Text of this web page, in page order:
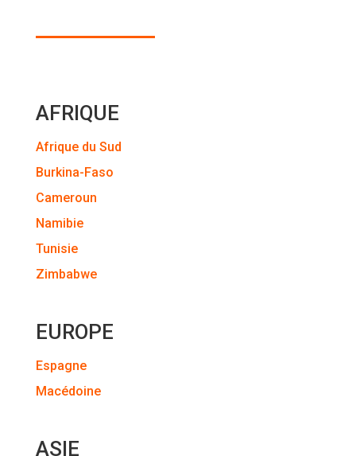
AFRIQUE
Afrique du Sud
Burkina-Faso
Cameroun
Namibie
Tunisie
Zimbabwe
EUROPE
Espagne
Macédoine
ASIE